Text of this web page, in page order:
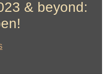
& beyond: